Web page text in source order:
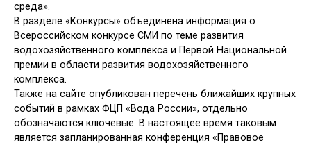
среда».
В разделе «Конкурсы» объединена информация о
Всероссийском конкурсе СМИ по теме развития
водохозяйственного комплекса и Первой Национальной
премии в области развития водохозяйственного
комплекса.
Также на сайте опубликован перечень ближайших крупных
событий в рамках ФЦП «Вода России», отдельно
обозначаются ключевые. В настоящее время таковым
является запланированная конференция «Правовое